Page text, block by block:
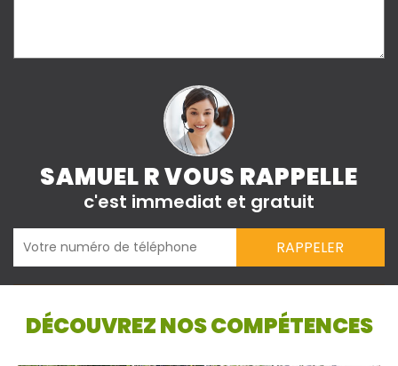
SAMUEL R VOUS RAPPELLE
c'est immediat et gratuit
DÉCOUVREZ NOS COMPÉTENCES